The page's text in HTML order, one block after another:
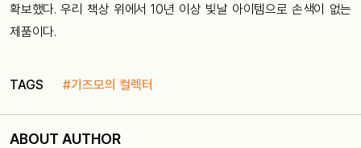
확보했다. 우리 책상 위에서 10년 이상 빛날 아이템으로 손색이 없는
제품이다.
TAGS #기즈모의 컬렉터
ABOUT AUTHOR